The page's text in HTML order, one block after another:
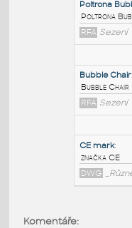
DWG
RFA
Komentáře: